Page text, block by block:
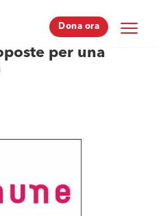
Dona ora
Dona ora
per una